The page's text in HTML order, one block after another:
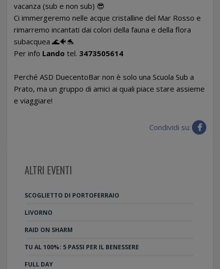
vacanza (sub e non sub) 😎
Ci immergeremo nelle acque cristalline del Mar Rosso e
rimarremo incantati dai colori della fauna e della flora
subacquea 🌊🐠🐬
Per info Lando tel. 3473505614
Perché ASD DuecentoBar non è solo una Scuola Sub a
Prato, ma un gruppo di amici ai quali piace stare assieme
e viaggiare!
Condividi su:
ALTRI EVENTI
SCOGLIETTO DI PORTOFERRAIO
LIVORNO
RAID ON SHARM
TU AL 100%: 5 PASSI PER IL BENESSERE
FULL DAY